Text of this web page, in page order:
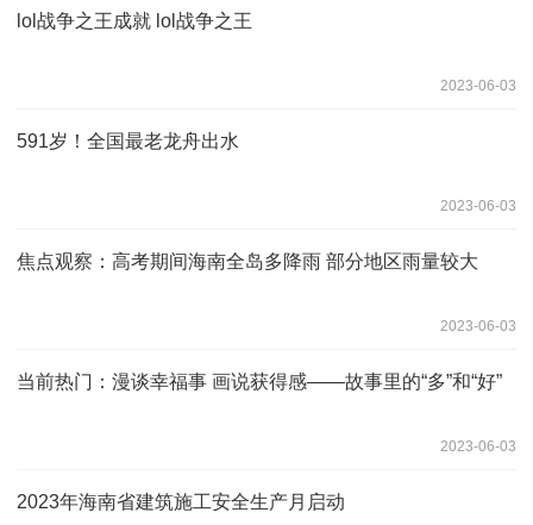
lol战争之王成就 lol战争之王
2023-06-03
591岁！全国最老龙舟出水
2023-06-03
焦点观察：高考期间海南全岛多降雨 部分地区雨量较大
2023-06-03
当前热门：漫谈幸福事 画说获得感——故事里的“多”和“好”
2023-06-03
2023年海南省建筑施工安全生产月启动